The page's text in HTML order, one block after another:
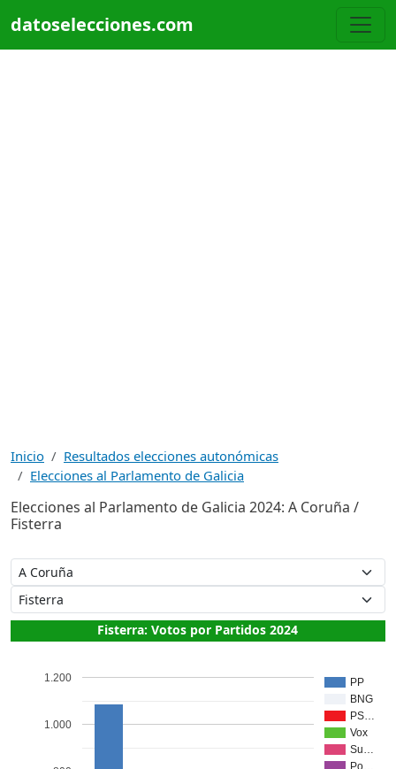
datoselecciones.com
Inicio
Resultados elecciones autonómicas
Elecciones al Parlamento de Galicia
Elecciones al Parlamento de Galicia 2024: A Coruña /
Fisterra
Fisterra: Votos por Partidos 2024
PP
BNG
PS…
Vox
Su…
Po…
1.000
1.200